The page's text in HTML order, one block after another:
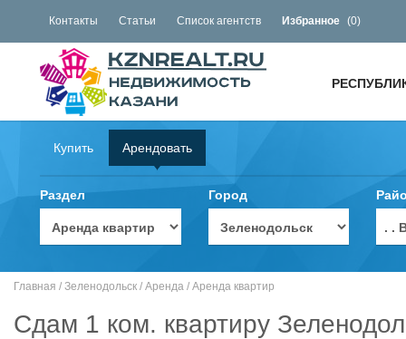
Контакты Статьи Список агентств Избранное (0)
Купить Арендовать
Раздел Город
. .
Главная / Зеленодольск / Аренда / Аренда квартир
Сдам 1 ком. квартиру